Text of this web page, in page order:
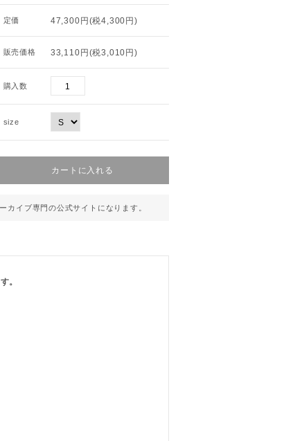
定価 47,300円(税4,300円)
販売価格 33,110円(税3,010円)
購入数
size
カイブ専門の公式サイトになります。
。